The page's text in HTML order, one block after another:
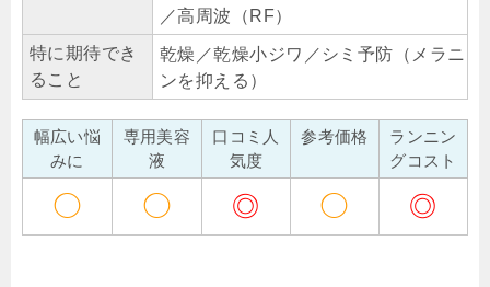
／高周波（RF）
特に期待でき
ること
乾燥／乾燥小ジワ／シミ予防（メラニ
ンを抑える）
幅広い悩
みに
専用美容
液
口コミ人
気度
参考価格
ランニン
グコスト
◯ ◯ ◎ ◯ ◎